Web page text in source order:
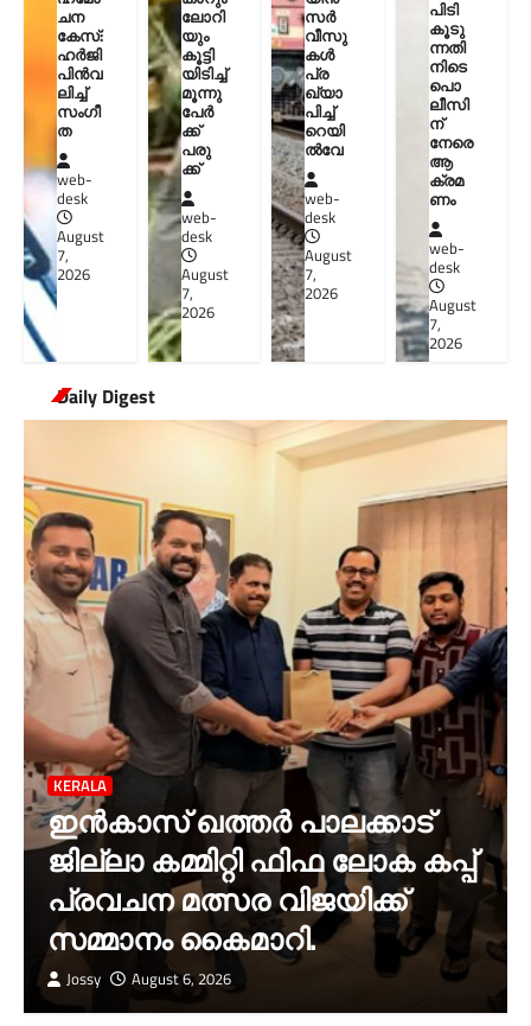
ചന
കേസ്:
ഹർജി
പിൻവ
ലിച്ച്
സംഗീ
ത
web-
desk
August
7,
2026
ലോറി
യും
കൂട്ടി
യിടിച്ച്
മൂന്നു
പേർ
ക്ക്
പരു
ക്ക്
web-
desk
August
7,
2026
സർ
വീസു
കൾ
പ്ര
ഖ്യാ
പിച്ച്
റെയി
ൽവേ
web-
desk
August
7,
2026
പിടി
കൂടു
ന്നതി
നിടെ
പൊ
ലീസി
ന്
നേരെ
ആ
ക്രമ
ണം
web-
desk
August
7,
2026
Daily Digest
KERALA
ഇൻകാസ് ഖത്തർ പാലക്കാട്
ജില്ലാ കമ്മിറ്റി ഫിഫ ലോക കപ്പ്
പ്രവചന മത്സര വിജയിക്ക്
സമ്മാനം കൈമാറി.
Jossy August 6, 2026